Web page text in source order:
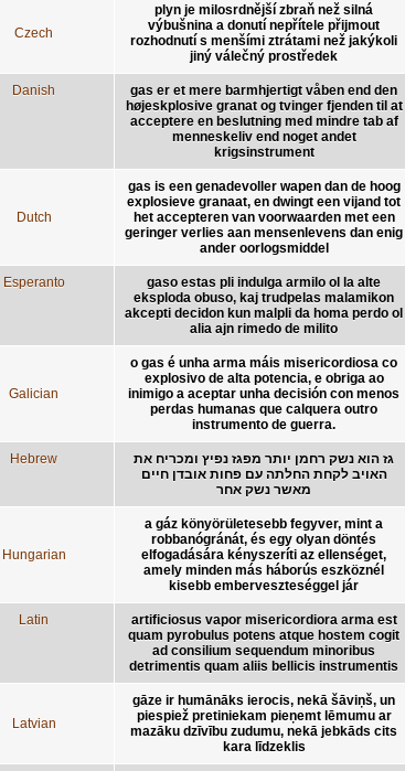
Czech
plyn je milosrdnější zbraň než silná
výbušnina a donutí nepřítele přijmout
rozhodnutí s menšími ztrátami než jakýkoli
jiný válečný prostředek
Danish
gas er et mere barmhjertigt våben end den
højeskplosive granat og tvinger fjenden til at
acceptere en beslutning med mindre tab af
menneskeliv end noget andet
krigsinstrument
Dutch
gas is een genadevoller wapen dan de hoog
explosieve granaat, en dwingt een vijand tot
het accepteren van voorwaarden met een
geringer verlies aan mensenlevens dan enig
ander oorlogsmiddel
Esperanto
gaso estas pli indulga armilo ol la alte
eksploda obuso, kaj trudpelas malamikon
akcepti decidon kun malpli da homa perdo ol
alia ajn rimedo de milito
Galician
o gas é unha arma máis misericordiosa co
explosivo de alta potencia, e obriga ao
inimigo a aceptar unha decisión con menos
perdas humanas que calquera outro
instrumento de guerra.
Hebrew
גז הוא נשק רחמן יותר מפגז נפיץ ומכריח את
האויב לקחת החלתה עם פחות אובדן חיים
מאשר נשק אחר
Hungarian
a gáz könyörületesebb fegyver, mint a
robbanógránát, és egy olyan döntés
elfogadására kényszeríti az ellenséget,
amely minden más háborús eszköznél
kisebb emberveszteséggel jár
Latin
artificiosus vapor misericordiora arma est
quam pyrobulus potens atque hostem cogit
ad consilium sequendum minoribus
detrimentis quam aliis bellicis instrumentis
Latvian
gāze ir humānāks ierocis, nekā šāviņš, un
piespiež pretiniekam pieņemt lēmumu ar
mazāku dzīvību zudumu, nekā jebkāds cits
kara līdzeklis